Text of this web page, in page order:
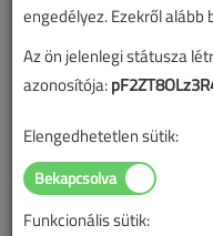
engedélyez. Ezekről alább
Az ön jelenlegi státusza
azonosítója:
Elengedhetetlen sütik:
Funkcionális sütik: